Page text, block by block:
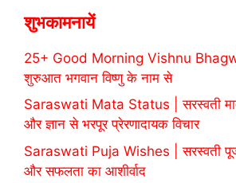
शुभकामनायें
25+ Good Morning Vishnu
शुरुआत भगवान विष्णु के नाम से
Saraswati Mata Status | सरस्वती
और ज्ञान से भरपूर प्रेरणादायक विचार
Saraswati Puja Wishes | सरस्वती पूजा
और सफलता का आशीर्वाद